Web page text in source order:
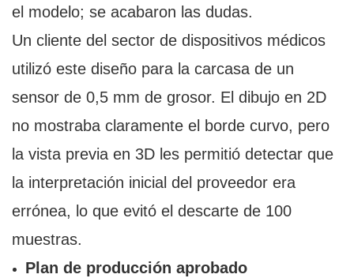
el modelo; se acabaron las dudas.
Un cliente del sector de dispositivos médicos
utilizó este diseño para la carcasa de un
sensor de 0,5 mm de grosor. El dibujo en 2D
no mostraba claramente el borde curvo, pero
la vista previa en 3D les permitió detectar que
la interpretación inicial del proveedor era
errónea, lo que evitó el descarte de 100
muestras.
Plan de producción aprobado